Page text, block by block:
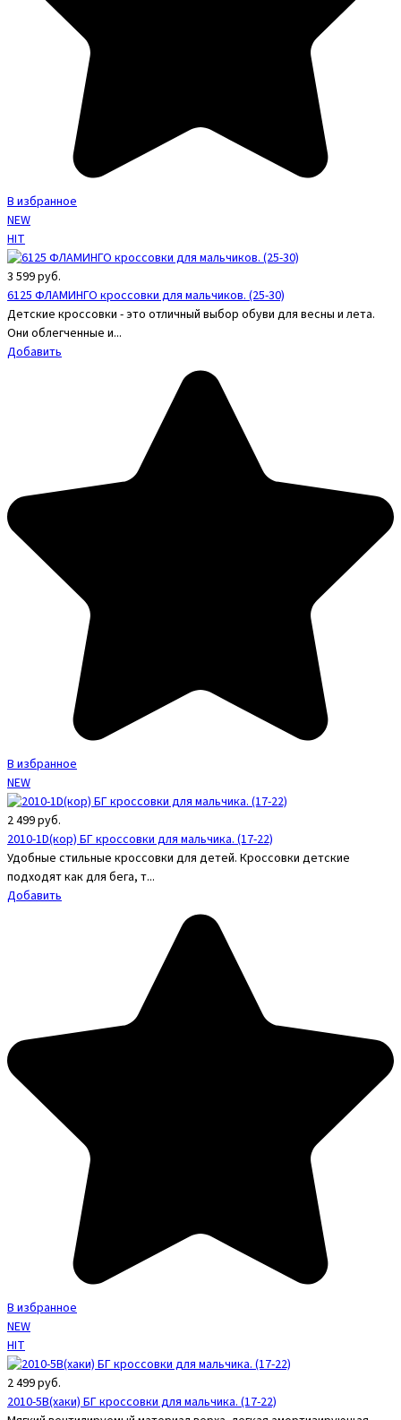
В избранное
NEW
HIT
3 599руб.
6125 ФЛАМИНГО кроссовки для мальчиков. (25-30)
Детские кроссовки - это отличный выбор обуви для весны и лета.
Они облегченные и...
Добавить
В избранное
NEW
2 499руб.
2010-1D(кор) БГ кроссовки для мальчика. (17-22)
Удобные стильные кроссовки для детей. Кроссовки детские
подходят как для бега, т...
Добавить
В избранное
NEW
HIT
2 499руб.
2010-5B(хаки) БГ кроссовки для мальчика. (17-22)